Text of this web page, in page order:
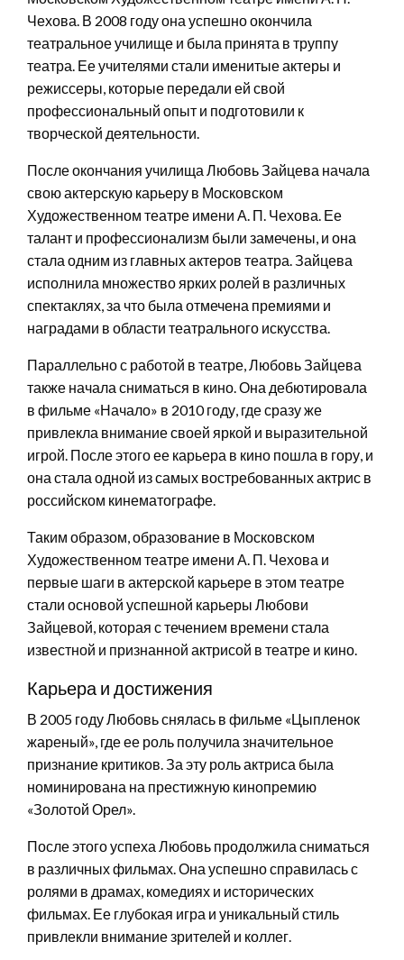
Чехова. В 2008 году она успешно окончила
театральное училище и была принята в труппу
театра. Ее учителями стали именитые актеры и
режиссеры, которые передали ей свой
профессиональный опыт и подготовили к
творческой деятельности.
После окончания училища Любовь Зайцева начала
свою актерскую карьеру в Московском
Художественном театре имени А. П. Чехова. Ее
талант и профессионализм были замечены, и она
стала одним из главных актеров театра. Зайцева
исполнила множество ярких ролей в различных
спектаклях, за что была отмечена премиями и
наградами в области театрального искусства.
Параллельно с работой в театре, Любовь Зайцева
также начала сниматься в кино. Она дебютировала
в фильме «Начало» в 2010 году, где сразу же
привлекла внимание своей яркой и выразительной
игрой. После этого ее карьера в кино пошла в гору, и
она стала одной из самых востребованных актрис в
российском кинематографе.
Таким образом, образование в Московском
Художественном театре имени А. П. Чехова и
первые шаги в актерской карьере в этом театре
стали основой успешной карьеры Любови
Зайцевой, которая с течением времени стала
известной и признанной актрисой в театре и кино.
Карьера и достижения
В 2005 году Любовь снялась в фильме «Цыпленок
жареный», где ее роль получила значительное
признание критиков. За эту роль актриса была
номинирована на престижную кинопремию
«Золотой Орел».
После этого успеха Любовь продолжила сниматься
в различных фильмах. Она успешно справилась с
ролями в драмах, комедиях и исторических
фильмах. Ее глубокая игра и уникальный стиль
привлекли внимание зрителей и коллег.